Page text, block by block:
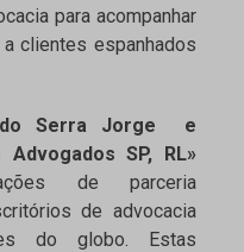
para acompanhar
clientes espanhados
Serra Jorge e
SP, RL»
de parceria
de advocacia
do globo. Estas